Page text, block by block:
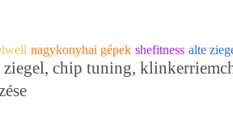
nagykonyhai gépek shefitness alte
chip tuning,